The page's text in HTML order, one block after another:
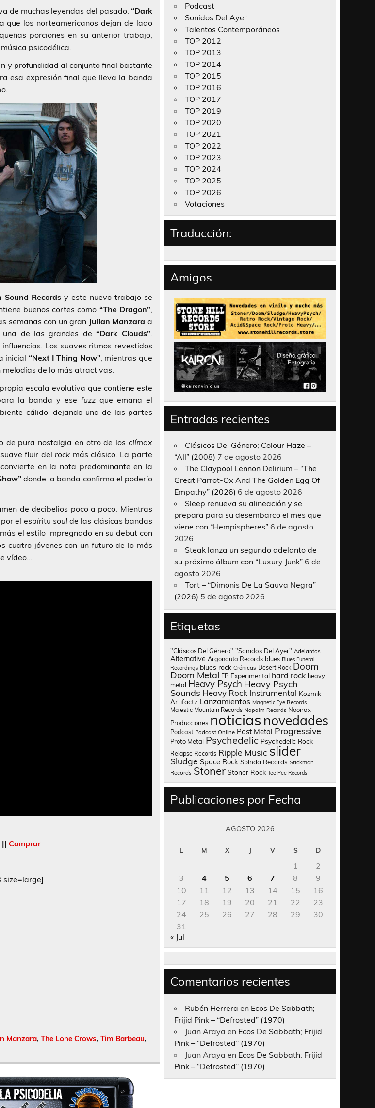
de muchas leyendas del pasado. “Dark
los norteamericanos dejan de lado
porciones en su anterior trabajo,
psicodélica.
y profundidad al conjunto final bastante
esa expresión final que lleva la banda
Sound Records y este nuevo trabajo se
buenos cortes como “The Dragon”,
semanas con un gran Julian Manzara a
una de las grandes de“Dark Clouds”.
Los suaves ritmos revestidos
inicial“Next I Thing Now”, mientras que
melodías de lo más atractivas.
escala evolutiva que contiene este
la banda y ese fuzz que emana el
cálido, dejando una de las partes
de pura nostalgia en otro de los clímax
fluir del rock más clásico. La parte
en la nota predominante en la
donde la banda confirma el poderío
de decibelios poco a poco. Mientras
el espíritu soulde las clásicas bandas
el estilo impregnado en su debut con
cuatro jóvenes con un futuro de lo más
vídeo…
||Comprar
size=large]
Manzara, The Lone Crows, Tim Barbeau,
Podcast
Sonidos Del Ayer
Talentos Contemporáneos
TOP 2012
TOP 2013
TOP 2014
TOP 2015
TOP 2016
TOP 2017
TOP 2019
TOP 2020
TOP 2021
TOP 2022
TOP 2023
TOP 2024
TOP 2025
TOP 2026
Votaciones
Traducción:
Amigos
Entradas recientes
Clásicos Del Género; Colour Haze –
“All” (2008) 7 de agosto 2026
The Claypool Lennon Delirium – “The
Great Parrot-Ox And The Golden Egg Of
Empathy” (2026) 6 de agosto 2026
Sleep renueva su alineación y se
prepara para su desembarco el mes que
viene con “Hempispheres” 6 de agosto
2026
Steak lanza un segundo adelanto de
su próximo álbum con “Luxury Junk” 6 de
agosto 2026
Tort – “Dimonis De La Sauva Negra”
(2026) 5 de agosto 2026
Etiquetas
"Clásicos Del Género" "Sonidos Del Ayer" Adelantos
Alternative Argonauta Records blues Blues Funeral
Recordings blues rock Crónicas Desert Rock Doom
Doom Metal EP Experimental hard rock heavy
metal Heavy Psych Heavy Psych
Sounds Heavy Rock Instrumental Kozmik
Artifactz Lanzamientos Magnetic Eye Records
Majestic Mountain Records Napalm Records Nooirax
Producciones noticias novedades
Podcast Podcast Online Post Metal Progressive
Proto Metal Psychedelic Psychedelic Rock
Relapse Records Ripple Music slider
Sludge Space Rock Spinda Records Stickman
Records Stoner Stoner Rock Tee Pee Records
Publicaciones por Fecha
AGOSTO 2026
L M X J V S D
1
2
3
4 5 6 7 8
9
10
11 12 13 14 15
16
17
18 19 20 21 22
23
24
25 26 27 28 29
30
31
« Jul
Comentarios recientes
Rubén Herrera en Ecos De Sabbath;
Frijid Pink – “Defrosted” (1970)
Juan Araya en Ecos De Sabbath; Frijid
Pink – “Defrosted” (1970)
Juan Araya en Ecos De Sabbath; Frijid
Pink – “Defrosted” (1970)